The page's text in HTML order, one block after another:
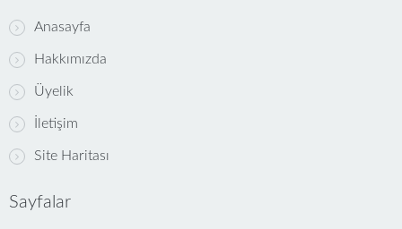
Anasayfa
Hakkımızda
Üyelik
İletişim
Site Haritası
Sayfalar